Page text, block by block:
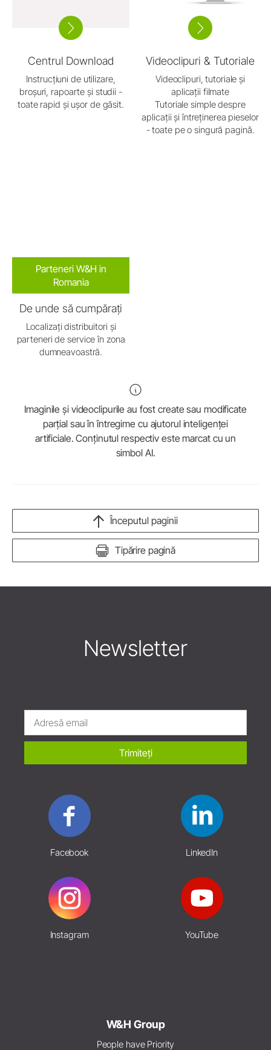
Centrul Download
Instrucțiuni de utilizare,
broșuri, rapoarte și studii -
toate rapid și ușor de găsit.
Videoclipuri & Tutoriale
Videoclipuri, tutoriale și
aplicații filmate
Tutoriale simple despre
aplicații și întreținerea pieselor
- toate pe o singură pagină.
Parteneri W&H in
Romania
De unde să cumpărați
Localizați distribuitori și
parteneri de service în zona
dumneavoastră.
Imaginile și videoclipurile au fost create sau modificate
parțial sau în întregime cu ajutorul inteligenței
artificiale. Conținutul respectiv este marcat cu un
simbol AI.
Tipărire pagină
Începutul paginii
Newsletter
Trimiteți
Facebook LinkedIn
Instagram YouTube
W&H Group
People have Priority